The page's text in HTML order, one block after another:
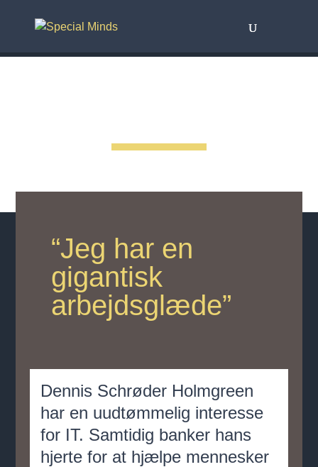
“Jeg har en
gigantisk
arbejdsglæde”
Dennis Schrøder Holmgreen
har en uudtømmelig interesse
for IT. Samtidig banker hans
hjerte for at hjælpe mennesker